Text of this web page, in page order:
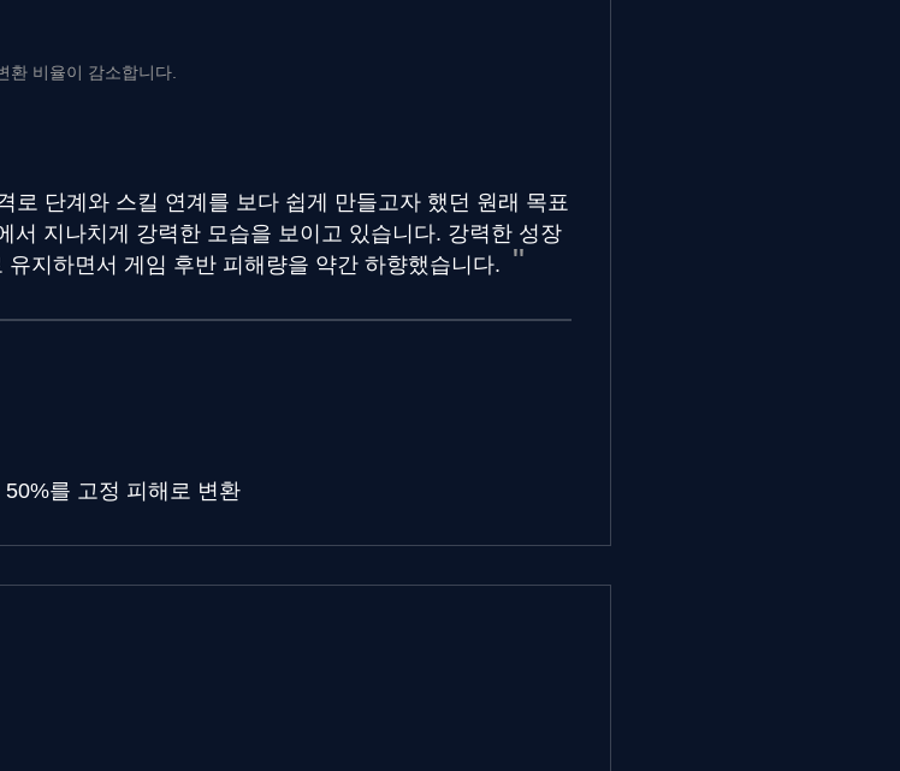
환 비율이 감소합니다.
로 단계와 스킬 연계를 보다 쉽게 만들고자 했던 원래 목표
서 지나치게 강력한 모습을 보이고 있습니다. 강력한 성장
지하면서 게임 후반 피해량을 약간 하향했습니다.
50%를 고정 피해로 변환